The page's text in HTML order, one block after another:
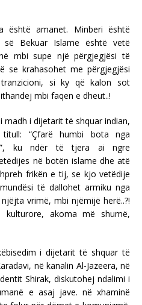
është amanet. Minberi është
Bekuar Islame është vetë
mbi supe një përgjegjësi të
se krahasohet me përgjegjësi
si ky që kalon sot
mbi faqen e dheut..!
madh i dijetarit të shquar indian,
titull: “Çfarë humbi bota nga
ku ndër të tjera ai ngre
në botën islame dhe atë
frikën e tij, se kjo vetëdije
të dallohet armiku nga
vrimë, mbi njëmijë herë..?!
kulturore, akoma më shumë,
i dijetarit të shquar të
në kanalin Al-Jazeera, në
Shirak, diskutohej ndalimi i
e asaj jave. në xhaminë